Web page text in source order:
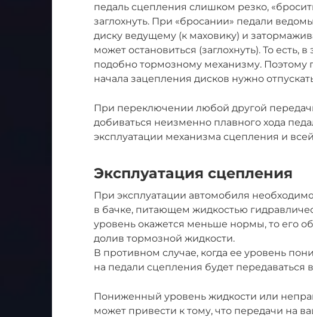
педаль сцепления слишком резко,
заглохнуть. При «бросании» педали
диску ведущему (к маховику) и
может остановиться (заглохнуть). То есть,
подобно тормозному механизму. Поэтому
начала зацепления дисков нужно
При переключении любой другой
добиваться неизменно плавного хода
эксплуатации механизма сцепления и
Эксплуатация сцепления
При эксплуатации автомобиля
в бачке, питающем жидкостью
уровень окажется меньше нормы, то его
долив тормозной жидкости.
В противном случае, когда ее уровень
на педали сцепления будет передаваться
Пониженный уровень жидкости или
может привести к тому, что передачи на